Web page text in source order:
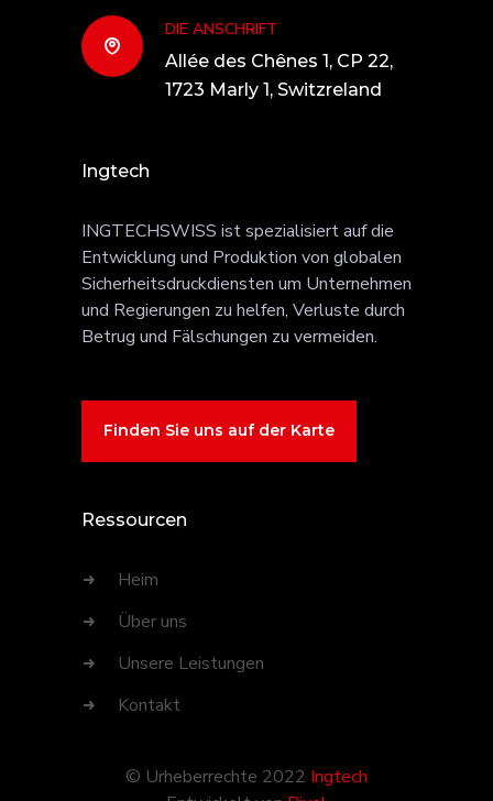
DIE ANSCHRIFT
Allée des Chênes 1, CP 22,
1723 Marly 1, Switzreland
Ingtech
INGTECHSWISS ist spezialisiert auf die
Entwicklung und Produktion von globalen
Sicherheitsdruckdiensten um Unternehmen
und Regierungen zu helfen, Verluste durch
Betrug und Fälschungen zu vermeiden.
Finden Sie uns auf der Karte
Ressourcen
Heim
Über uns
Unsere Leistungen
Kontakt
© Urheberrechte 2022 Ingtech